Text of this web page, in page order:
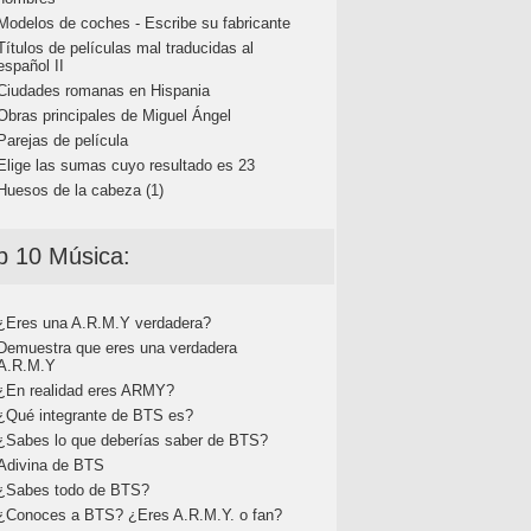
de coches - Escribe su fabricante
de películas mal traducidas al
II
romanas en Hispania
principales de Miguel Ángel
de película
las sumas cuyo resultado es 23
de la cabeza (1)
10 Música:
una A.R.M.Y verdadera?
que eres una verdadera
realidad eres ARMY?
integrante de BTS es?
lo que deberías saber de BTS?
de BTS
todo de BTS?
a BTS? ¿Eres A.R.M.Y. o fan?